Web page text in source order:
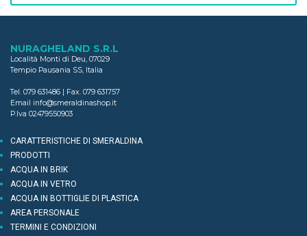
NURAGHELAND S.R.L
Località Monti di Deu, 07029
Tempio Pausania SS, Italia
Tel. 079 631486 | Fax. 079 631757
Email info@smeraldinashop.it
P.Iva 02479550903
CARATTERISTICHE DI SMERALDINA
PRODOTTI
ACQUA IN BRIK
ACQUA IN VETRO
ACQUA IN BOTTIGLIE DI PLASTICA
AREA PERSONALE
TERMINI E CONDIZIONI